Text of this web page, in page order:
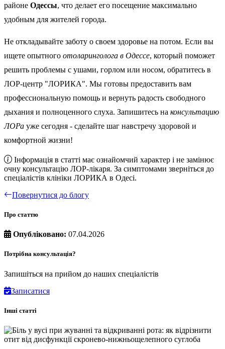
районе Одессы, что делает его посещение максимально
удобным для жителей города.
Не откладывайте заботу о своем здоровье на потом. Если вы
ищете опытного отоларинголога в Одессе, который поможет
решить проблемы с ушами, горлом или носом, обратитесь в
ЛОР-центр "ЛОРИКА". Мы готовы предоставить вам
профессиональную помощь и вернуть радость свободного
дыхания и полноценного слуха. Запишитесь на консультацию
ЛОРа уже сегодня - сделайте шаг навстречу здоровой и
комфортной жизни!
Інформація в статті має ознайомчий характер і не замінює
очну консультацію ЛОР-лікаря. За симптомами зверніться до
спеціалістів клініки ЛОРИКА в Одесі.
Повернутися до блогу
Про статтю
Опубліковано: 07.04.2026
Потрібна консультація?
Запишіться на прийом до наших спеціалістів
Записатися
Інші статті